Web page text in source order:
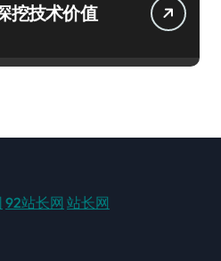
挖技术价值
92站长网 站长网